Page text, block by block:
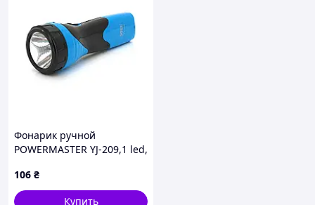
Фонарик ручной
POWERMASTER YJ-209,1 led,
220V, IP40,170х55х43, BOX
106 ₴
Купить